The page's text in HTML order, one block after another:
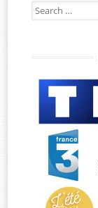
Search
for: